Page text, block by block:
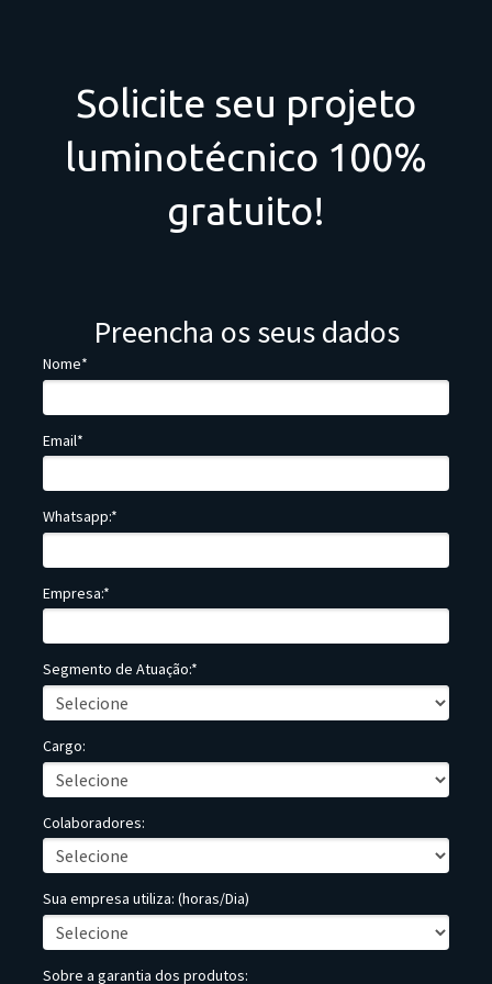
Solicite seu projeto
luminotécnico 100%
gratuito!
Preencha os seus dados
Nome*
Email*
Whatsapp:*
Empresa:*
Segmento de Atuação:*
Cargo:
Colaboradores:
Sua empresa utiliza: (horas/Dia)
Sobre a garantia dos produtos: